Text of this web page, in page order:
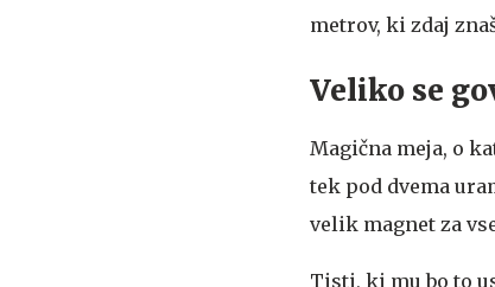
metrov, ki zdaj
Veliko se
Magična meja, o
tek pod dvema
velik magnet za
Tisti, ki mu bo to